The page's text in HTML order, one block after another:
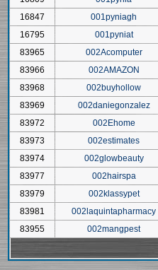
16847
001pyniagh
16795
001pyniat
83965
002Acomputer
83966
002AMAZON
83968
002buyhollow
83969
002daniegonzalez
83972
002Ehome
83973
002estimates
83974
002glowbeauty
83977
002hairspa
83979
002klassypet
83981
002laquintapharmacy
83955
002mangpest